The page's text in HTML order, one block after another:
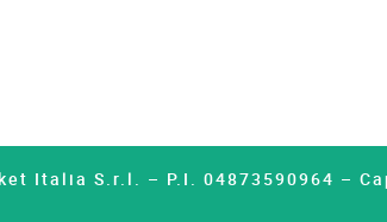
Italia S.r.l. – P.I. 04873590964 –